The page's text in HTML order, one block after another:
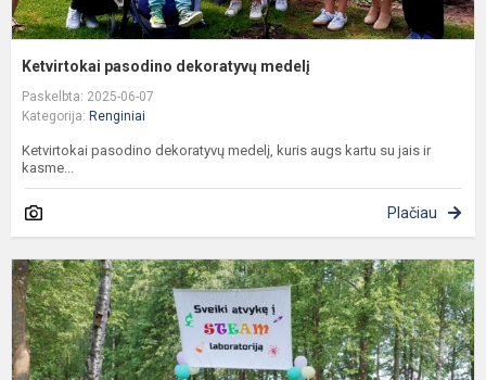
Ketvirtokai pasodino dekoratyvų medelį
Paskelbta: 2025-06-07
Kategorija: Renginiai
Ketvirtokai pasodino dekoratyvų medelį, kuris augs kartu su jais ir
kasme...
Plačiau